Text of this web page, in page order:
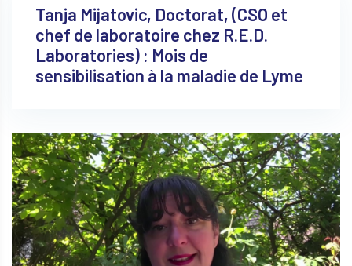
Tanja Mijatovic, Doctorat, (CSO et
chef de laboratoire chez R.E.D.
Laboratories) : Mois de
sensibilisation à la maladie de Lyme